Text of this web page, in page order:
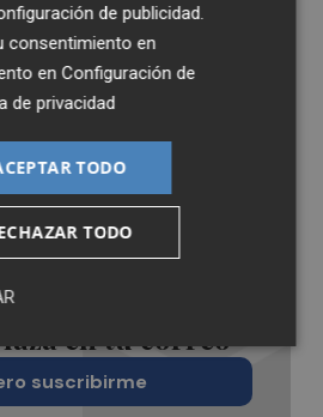
la actualidad de
en tu correo
suscribirme
de publicidad
consentimiento en
enConfiguración de
de privacidad
TODO
TODO